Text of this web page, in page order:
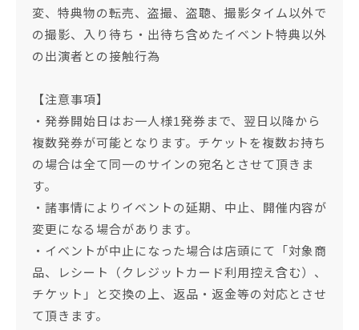
変、特典物の転売、盗撮、盗聴、撮影タイム以外で
の撮影、入り待ち・出待ち含めたイベント特典以外
の出演者との接触行為
【注意事項】
・発券開始日はお一人様1発券まで、翌日以降から
複数発券が可能となります。チケットを複数お持ち
の場合は全て同一のサインの宛名とさせて頂きま
す。
・諸事情によりイベントの延期、中止、開催内容が
変更になる場合があります。
・イベントが中止になった場合は店頭にて「対象商
品、レシート（クレジットカード利用控え含む）、
チケット」と交換の上、返品・返金等の対応とさせ
て頂きます。